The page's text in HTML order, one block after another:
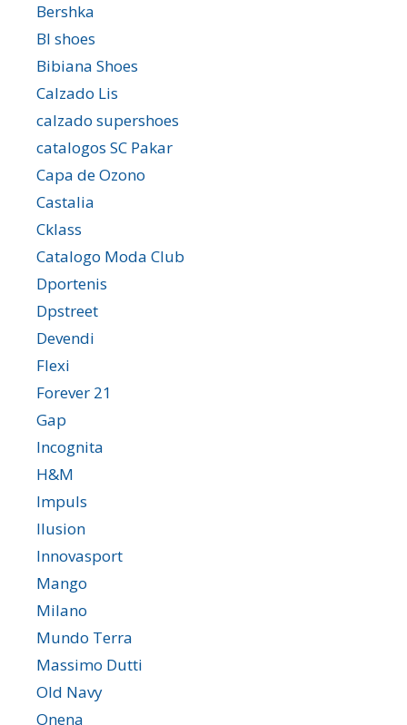
Bershka
Bl shoes
Bibiana Shoes
Calzado Lis
calzado supershoes
catalogos SC Pakar
Capa de Ozono
Castalia
Cklass
Catalogo Moda Club
Dportenis
Dpstreet
Devendi
Flexi
Forever 21
Gap
Incognita
H&M
Impuls
Ilusion
Innovasport
Mango
Milano
Mundo Terra
Massimo Dutti
Old Navy
Onena